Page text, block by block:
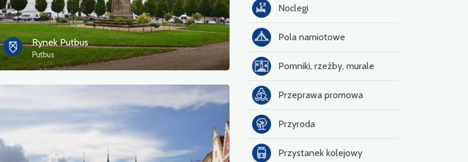
Rynek Putbus
Putbus
Noclegi
Pola namiotowe
Pomniki, rzeźby, murale
Przeprawa promowa
Przyroda
Przystanek kolejowy